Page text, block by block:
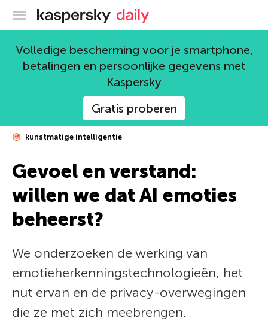
Kaspersky official blog
Volledige bescherming voor je smartphone,
betalingen en persoonlijke gegevens met
Kaspersky
Gratis proberen
kunstmatige intelligentie
Gevoel en verstand:
willen we dat AI emoties
beheerst?
We onderzoeken de werking van
emotieherkenningstechnologieën, het
nut ervan en de privacy-overwegingen
die ze met zich meebrengen.